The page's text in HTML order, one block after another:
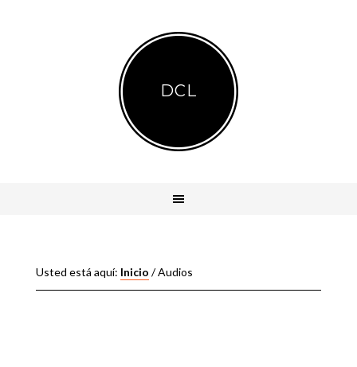
DCL
Usted está aquí: Inicio /Audios